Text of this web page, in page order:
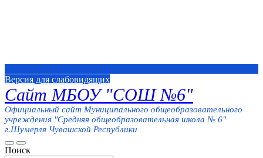
Версия для слабовидящих
Сайт МБОУ "СОШ №6"
Официальный сайт Муниципального общеобразовательного
учреждения "Средняя общеобразовательная школа № 6"
г.Шумерля Чувашской Республики
Поиск